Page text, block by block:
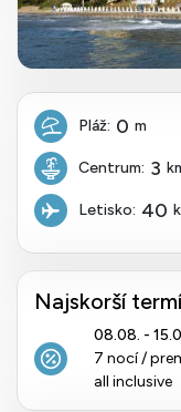
Pláž: 0 m
Centrum: 3
Letisko: 40
Najskorší
08.08. -
7 nocí /
all inclusive